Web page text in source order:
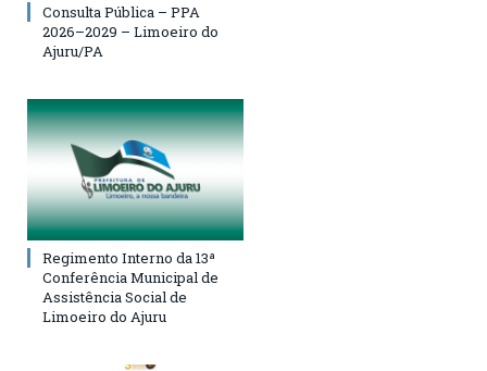
Consulta Pública – PPA
2026–2029 – Limoeiro do
Ajuru/PA
Regimento Interno da 13ª
Conferência Municipal de
Assistência Social de
Limoeiro do Ajuru